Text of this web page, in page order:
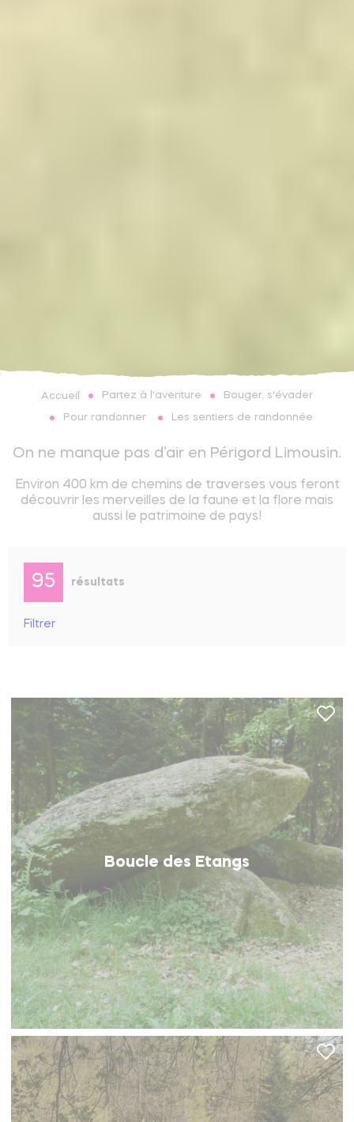
Accueil Partez à l'aventure Bouger, s'évader
Pour randonner Les sentiers de randonnée
On ne manque pas d’air en Périgord Limousin.
Environ 400 km de chemins de traverses vous feront
découvrir les merveilles de la faune et la flore mais
aussi le patrimoine de pays!
95 résultats
Filtrer
Boucle des Etangs